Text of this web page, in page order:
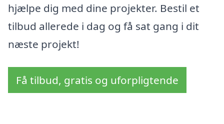
hjælpe dig med dine projekter. Bestil et
tilbud allerede i dag og få sat gang i dit
næste projekt!
Få tilbud, gratis og uforpligtende